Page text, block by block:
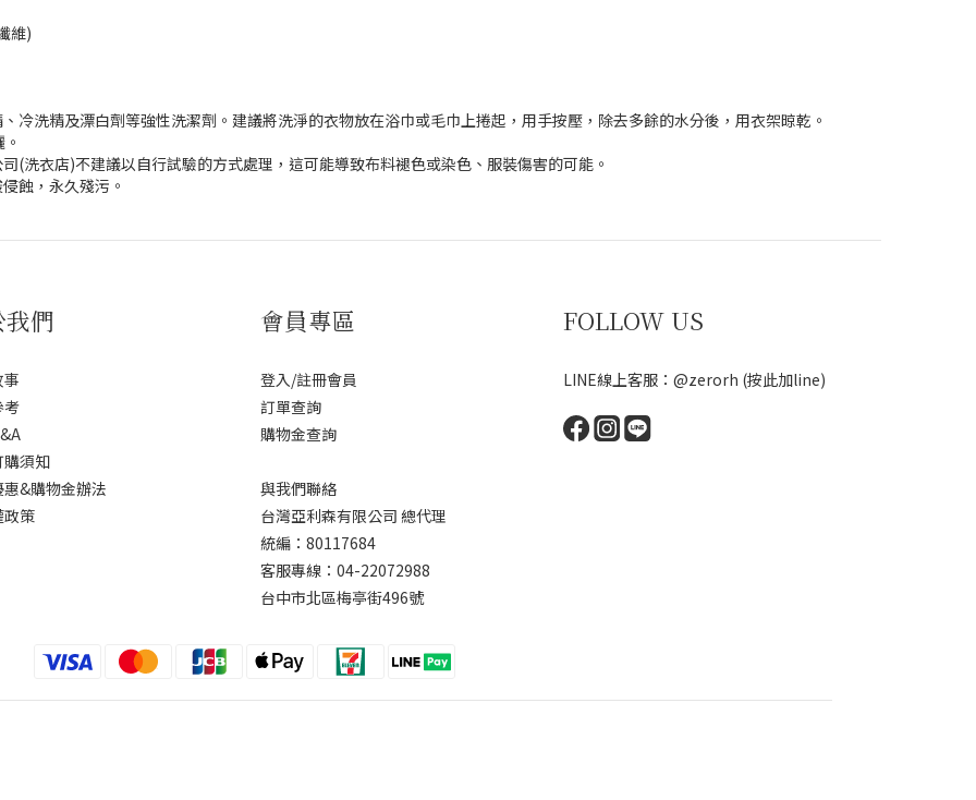
維)
洗精及漂白劑等強性洗潔劑。建議將洗淨的衣物放在浴巾或毛巾上捲起，用手按壓，除去多餘的水分後，用衣架晾乾。
洗衣店)不建議以自行試驗的方式處理，這可能導致布料褪色或染色、服裝傷害的可能。
蝕，永久殘污。
們
考
須知
&購物金辦法
策
會員專區
登入/註冊會員
訂單查詢
購物金查詢
與我們聯絡
台灣亞利森有限公司 總代理
統編：80117684
客服專線：04-22072988
台中市北區梅亭街496號
FOLLOW US
LINE線上客服：@zerorh (按此加line)